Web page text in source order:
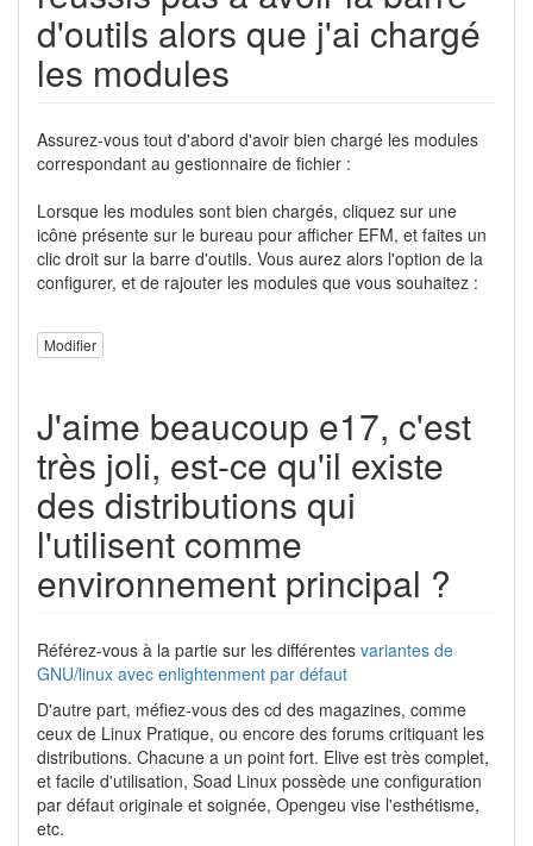
d'outils alors que j'ai chargé
les modules
Assurez-vous tout d'abord d'avoir bien chargé les modules
correspondant au gestionnaire de fichier :
Lorsque les modules sont bien chargés, cliquez sur une
icône présente sur le bureau pour afficher EFM, et faites un
clic droit sur la barre d'outils. Vous aurez alors l'option de la
configurer, et de rajouter les modules que vous souhaitez :
Modifier
J'aime beaucoup e17, c'est
très joli, est-ce qu'il existe
des distributions qui
l'utilisent comme
environnement principal ?
Référez-vous à la partie sur les différentes variantes de
GNU/linux avec enlightenment par défaut
D'autre part, méfiez-vous des cd des magazines, comme
ceux de Linux Pratique, ou encore des forums critiquant les
distributions. Chacune a un point fort. Elive est très complet,
et facile d'utilisation, Soad Linux possède une configuration
par défaut originale et soignée, Opengeu vise l'esthétisme,
etc.